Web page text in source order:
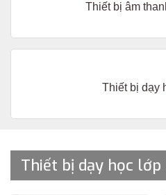
Thiết bị âm
Thiết bị dạy
Thiết bị dạy học lớp